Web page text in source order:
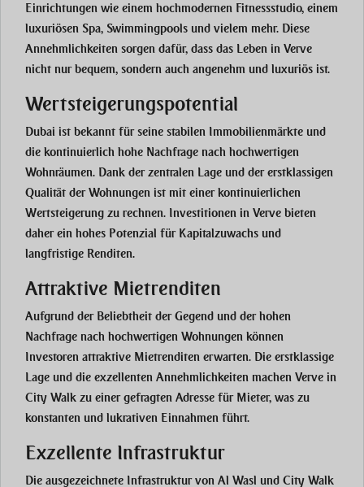
Einrichtungen wie einem hochmodernen Fitnessstudio, einem
luxuriösen Spa, Swimmingpools und vielem mehr. Diese
Annehmlichkeiten sorgen dafür, dass das Leben in Verve
nicht nur bequem, sondern auch angenehm und luxuriös ist.
Wertsteigerungspotential
Dubai ist bekannt für seine stabilen Immobilienmärkte und
die kontinuierlich hohe Nachfrage nach hochwertigen
Wohnräumen. Dank der zentralen Lage und der erstklassigen
Qualität der Wohnungen ist mit einer kontinuierlichen
Wertsteigerung zu rechnen. Investitionen in Verve bieten
daher ein hohes Potenzial für Kapitalzuwachs und
langfristige Renditen.
Attraktive Mietrenditen
Aufgrund der Beliebtheit der Gegend und der hohen
Nachfrage nach hochwertigen Wohnungen können
Investoren attraktive Mietrenditen erwarten. Die erstklassige
Lage und die exzellenten Annehmlichkeiten machen Verve in
City Walk zu einer gefragten Adresse für Mieter, was zu
konstanten und lukrativen Einnahmen führt.
Exzellente Infrastruktur
Die ausgezeichnete Infrastruktur von Al Wasl und City Walk